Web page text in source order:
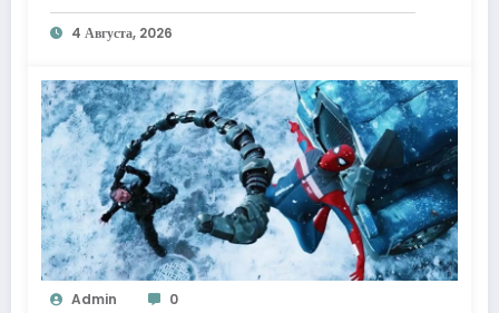
4 Августа, 2026
Admin 0